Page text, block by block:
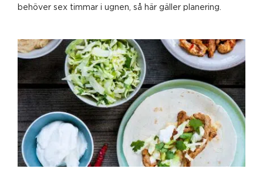
behöver sex timmar i ugnen, så här gäller planering.